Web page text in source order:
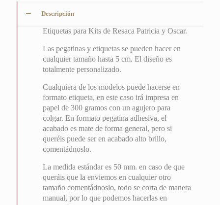
Descripción
Etiquetas para Kits de Resaca Patricia y Oscar.
Las pegatinas y etiquetas se pueden hacer en
cualquier tamaño hasta 5 cm. El diseño es
totalmente personalizado.
Cualquiera de los modelos puede hacerse en
formato etiqueta, en este caso irá impresa en
papel de 300 gramos con un agujero para
colgar. En formato pegatina adhesiva, el
acabado es mate de forma general, pero si
queréis puede ser en acabado alto brillo,
comentádnoslo.
La medida estándar es 50 mm. en caso de que
queráis que la enviemos en cualquier otro
tamaño comentádnoslo, todo se corta de manera
manual, por lo que podemos hacerlas en